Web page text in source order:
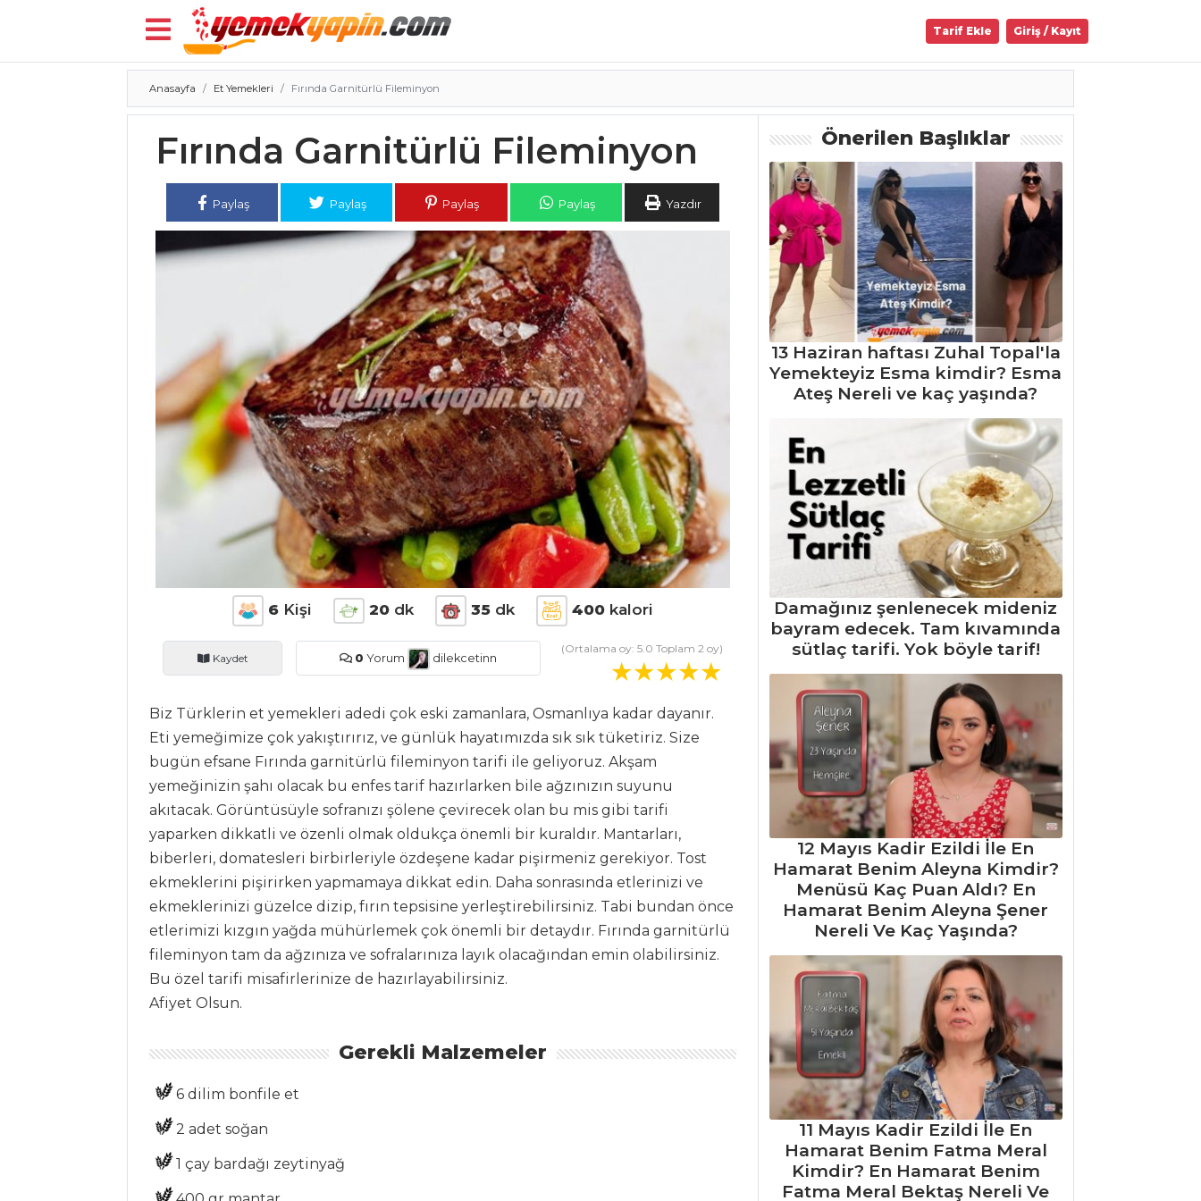
ŞEFİN TARİFLERİ
Kategoriler
İÇECEKLER
Naneli Limon
Naneli Ayran
Tarif Ekle Giriş / Kayıt
Anasayfa Et Yemekleri Fırında Garnitürlü Fileminyon
Fırında Garnitürlü Fileminyon
Paylaş Paylaş Paylaş Paylaş Yazdır
6Kişi 20dk 35dk 400kalori
Kaydet 0 Yorum dilekcetinn
(Ortalama oy: 5.0 Toplam 2oy)
Biz Türklerin et yemekleri adedi çok eski zamanlara, Osmanlıya kadar dayanır.
Eti yemeğimize çok yakıştırırız, ve günlük hayatımızda sık sık tüketiriz. Size
bugün efsane Fırında garnitürlü fileminyon tarifi ile geliyoruz. Akşam
yemeğinizin şahı olacak bu enfes tarif hazırlarken bile ağzınızın suyunu
akıtacak. Görüntüsüyle sofranızı şölene çevirecek olan bu mis gibi tarifi
yaparken dikkatli ve özenli olmak oldukça önemli bir kuraldır. Mantarları,
biberleri, domatesleri birbirleriyle özdeşene kadar pişirmeniz gerekiyor. Tost
ekmeklerini pişirirken yapmamaya dikkat edin. Daha sonrasında etlerinizi ve
ekmeklerinizi güzelce dizip, fırın tepsisine yerleştirebilirsiniz. Tabi bundan önce
etlerimizi kızgın yağda mühürlemek çok önemli bir detaydır. Fırında garnitürlü
fileminyon tam da ağzınıza ve sofralarınıza layık olacağından emin olabilirsiniz.
Bu özel tarifi misafirlerinize de hazırlayabilirsiniz.
Afiyet Olsun.
Gerekli Malzemeler
6 dilim bonfile et
2 adet soğan
1 çay bardağı zeytinyağ
Önerilen Başlıklar
13 Haziran haftası Zuhal Topal'la
Yemekteyiz Esma kimdir? Esma
Ateş Nereli ve kaç yaşında?
Damağınız şenlenecek mideniz
bayram edecek. Tam kıvamında
sütlaç tarifi. Yok böyle tarif!
12 Mayıs Kadir Ezildi İle En
Hamarat Benim Aleyna Kimdir?
Menüsü Kaç Puan Aldı? En
Hamarat Benim Aleyna Şener
Nereli Ve Kaç Yaşında?
11 Mayıs Kadir Ezildi İle En
Hamarat Benim Fatma Meral
Kimdir? En Hamarat Benim
Fatma Meral Bektaş Nereli Ve